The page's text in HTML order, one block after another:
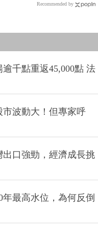
Recommended by
千點重返45,000點 法
波動大！但專家呼
口強勁，經濟成長挑
最高水位，為何反倒